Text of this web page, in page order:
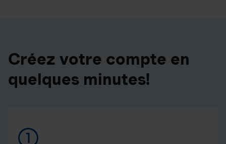
Créez votre compte en
quelques minutes!